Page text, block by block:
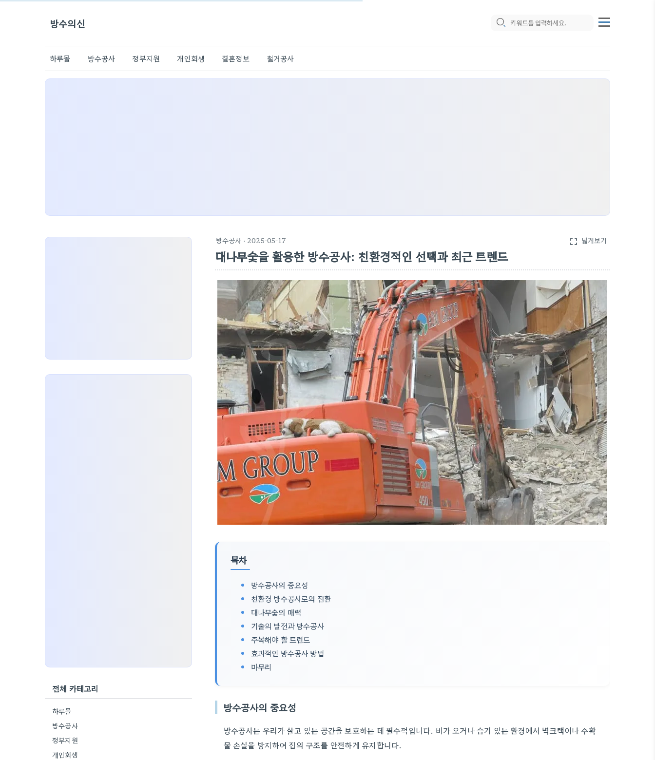
방수의신
하루몰 방수공사 정부지원 개인회생 결혼정보 철거공사
방수공사 · 2025-05-17 fullscreen 넓게보기
대나무숯을 활용한 방수공사: 친환경적인 선택과 최근 트렌드
목차
방수공사의 중요성
친환경 방수공사로의 전환
대나무숯의 매력
기술의 발전과 방수공사
주목해야 할 트렌드
효과적인 방수공사 방법
마무리
방수공사의 중요성
방수공사는 우리가 살고 있는 공간을 보호하는 데 필수적입니다. 비가 오거나 습기 있는 환경에서 벽크랙이나 수확
물 손실을 방지하여 집의 구조를 안전하게 유지합니다.
전체 카테고리
하루몰
방수공사
정부지원
개인회생